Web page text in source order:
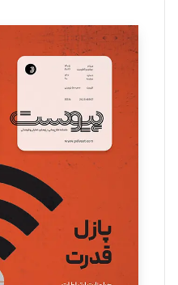
تحریریه
سروش کرمیان
تحریریه
مینا پاکدل
یسنا امان‌پور
تحریریه